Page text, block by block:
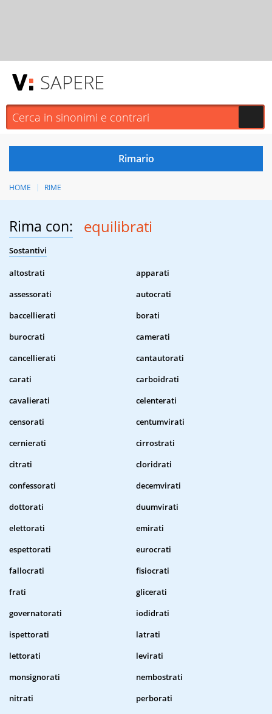
SAPERE
HOME RIME
Rima con: equilibrati
Sostantivi
altostrati
apparati
assessorati
autocrati
baccellierati
borati
burocrati
camerati
cancellierati
cantautorati
carati
carboidrati
cavalierati
celenterati
censorati
centumvirati
cernierati
cirrostrati
citrati
cloridrati
confessorati
decemvirati
dottorati
duumvirati
elettorati
emirati
espettorati
eurocrati
fallocrati
fisiocrati
frati
glicerati
governatorati
iodidrati
ispettorati
latrati
lettorati
levirati
monsignorati
nembostrati
nitrati
perborati